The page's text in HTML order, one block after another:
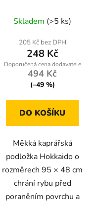
vyhákování a vážení
Skladem (>5 ks)
205 Kč bez DPH
248 Kč
494 Kč
(–49 %)
DO KOŠÍKU
Měkká kaprářská
podložka Hokkaido o
rozměrech 95 × 48 cm
chrání rybu před
poraněním povrchu a